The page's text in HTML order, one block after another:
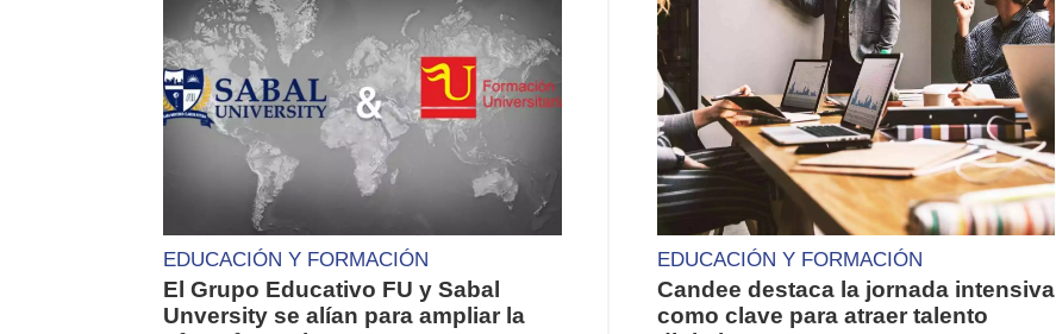
EDUCACIÓN Y FORMACIÓN
El Grupo Educativo FU y Sabal
Unversity se alían para ampliar la
EDUCACIÓN Y FORMACIÓN
Candee destaca la jornada intensiva
como clave para atraer talento